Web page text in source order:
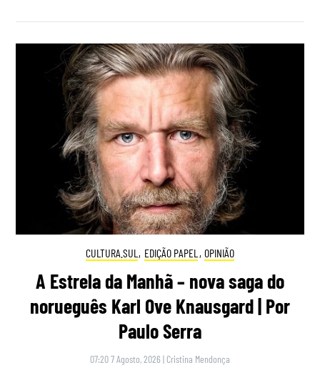
CULTURA.SUL , EDIÇÃO PAPEL , OPINIÃO
A Estrela da Manhã – nova saga do
norueguês Karl Ove Knausgard | Por
Paulo Serra
07:20 7 Agosto, 2026 | Cristina Mendonça